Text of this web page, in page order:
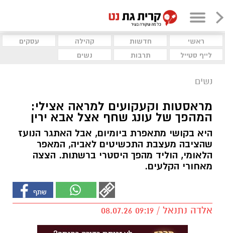
ראשי חדשות קהילה
עסקים
לייף סטייל
תרבות נשים
נשים
מראסטות וקעקועים למראה אצילי:
המהפך של עונג שחף אצל אבא ירין
היא בקושי מתאפרת ביומיום, אבל האתגר הנועז
שהציבה מעצבת התכשיטים לאביה, המאפר
הלאומי, הוליד מהפך היסטרי ברשתות. הצצה
מאחורי הקלעים.
אלדה נתנאל / 09:19 08.07.26